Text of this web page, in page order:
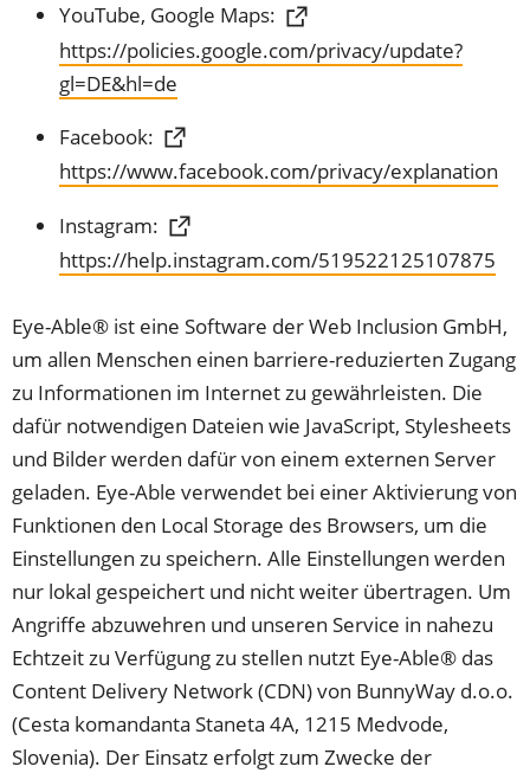
YouTube, Google Maps:
https://policies.google.com/privacy/update?
gl=DE&hl=de
(Öffnet
einem
neuen
Tab)
Facebook:
https://www.facebook.com/privacy/explanation
(Öffnet
einem
neuen
Instagram:
https://help.instagram.com/519522125107875
(Öffnet
einem
neuen
Tab)
Eye-Able® ist eine Software der Web Inclusion GmbH,
um allen Menschen einen barriere-reduzierten Zugang
zu Informationen im Internet zu gewährleisten. Die
dafür notwendigen Dateien wie JavaScript, Stylesheets
und Bilder werden dafür von einem externen Server
geladen. Eye-Able verwendet bei einer Aktivierung von
Funktionen den Local Storage des Browsers, um die
Einstellungen zu speichern. Alle Einstellungen werden
nur lokal gespeichert und nicht weiter übertragen. Um
Angriffe abzuwehren und unseren Service in nahezu
Echtzeit zu Verfügung zu stellen nutzt Eye-Able® das
Content Delivery Network (CDN) von BunnyWay d.o.o.
(Cesta komandanta Staneta 4A, 1215 Medvode,
Slovenia). Der Einsatz erfolgt zum Zwecke der